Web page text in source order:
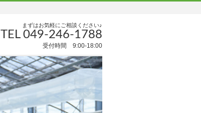
まずはお気軽にご相談ください♪
TEL 049-246-1788
受付時間 9:00-18:00